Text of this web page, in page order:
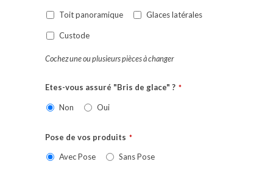
Toit panoramique Glaces latérales
Custode
Cochez une ou plusieurs pièces à changer
Etes-vous assuré "Bris de glace" ? *
Non Oui
Pose de vos produits *
Avec Pose Sans Pose